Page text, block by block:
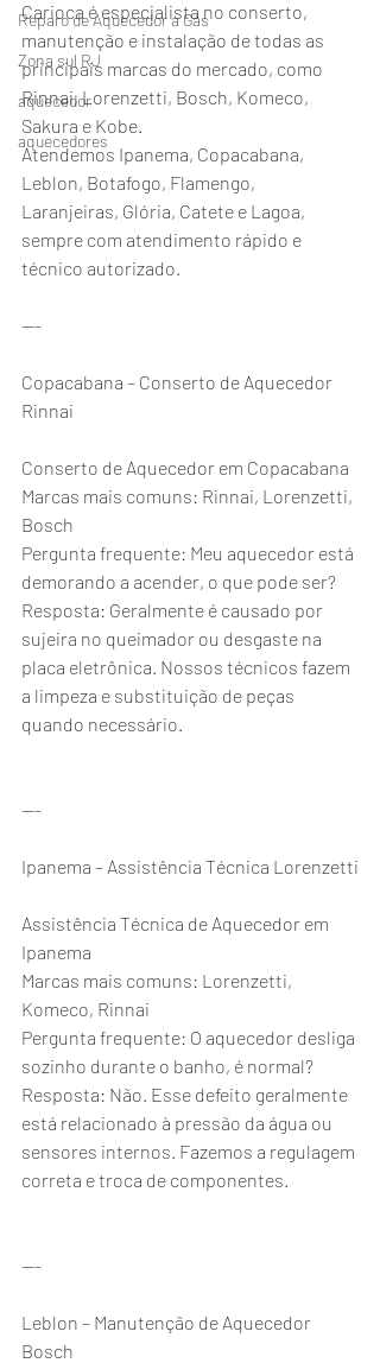
Reparo de Aquecedor a Gás
Zona sul RJ
aquecedor
aquecedores
Carioca é especialista no conserto,
manutenção e instalação de todas as
principais marcas do mercado, como
Rinnai, Lorenzetti, Bosch, Komeco,
Sakura e Kobe.
Atendemos Ipanema, Copacabana,
Leblon, Botafogo, Flamengo,
Laranjeiras, Glória, Catete e Lagoa,
sempre com atendimento rápido e
técnico autorizado.
---
Copacabana – Conserto de Aquecedor
Rinnai
Conserto de Aquecedor em Copacabana
Marcas mais comuns: Rinnai, Lorenzetti,
Bosch
Pergunta frequente: Meu aquecedor está
demorando a acender, o que pode ser?
Resposta: Geralmente é causado por
sujeira no queimador ou desgaste na
placa eletrônica. Nossos técnicos fazem
a limpeza e substituição de peças
quando necessário.
---
Ipanema – Assistência Técnica Lorenzetti
Assistência Técnica de Aquecedor em
Ipanema
Marcas mais comuns: Lorenzetti,
Komeco, Rinnai
Pergunta frequente: O aquecedor desliga
sozinho durante o banho, é normal?
Resposta: Não. Esse defeito geralmente
está relacionado à pressão da água ou
sensores internos. Fazemos a regulagem
correta e troca de componentes.
---
Leblon – Manutenção de Aquecedor
Bosch